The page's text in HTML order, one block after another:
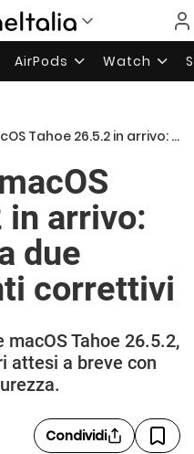
AirPods Watch
in arrivo: Apple prepara due aggiornamenti correttivi
in arrivo:
due
correttivi
Tahoe 26.5.2,
attesi a breve con
Condividi